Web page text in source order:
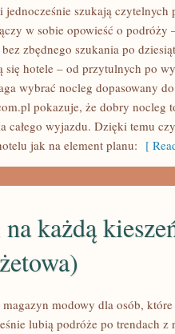
jednocześnie szukają
w sobie opowieść o
zbędnego szukania po
się hotele – od przytulnych po
wybrać nocleg dopasowany
pokazuje, że dobry nocleg
całego wyjazdu. Dzięki temu
jak na element planu: [
każdą
magazyn modowy dla osób,
lubią podróże po trendach